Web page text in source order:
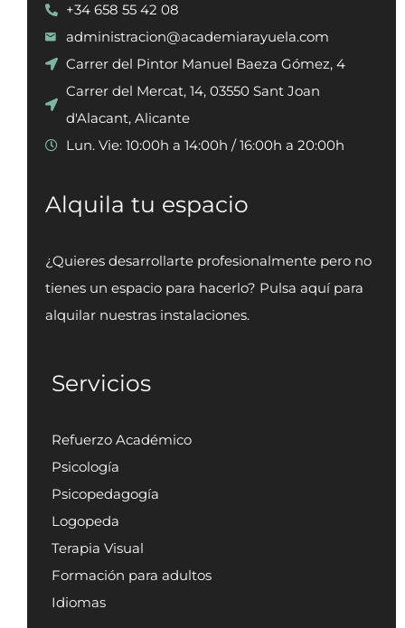
+34 658 55 42 08
administracion@academiarayuela.com
Carrer del Pintor Manuel Baeza Gómez, 4
Carrer del Mercat, 14, 03550 Sant Joan
d'Alacant, Alicante
Lun. Vie: 10:00h a 14:00h / 16:00h a 20:00h
Alquila tu espacio
¿Quieres desarrollarte profesionalmente pero no
tienes un espacio para hacerlo? Pulsa aquí para
alquilar nuestras instalaciones.
Servicios
Refuerzo Académico
Psicología
Psicopedagogía
Logopeda
Terapia Visual
Formación para adultos
Idiomas